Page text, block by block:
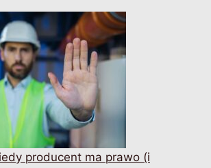
producent ma prawo (i